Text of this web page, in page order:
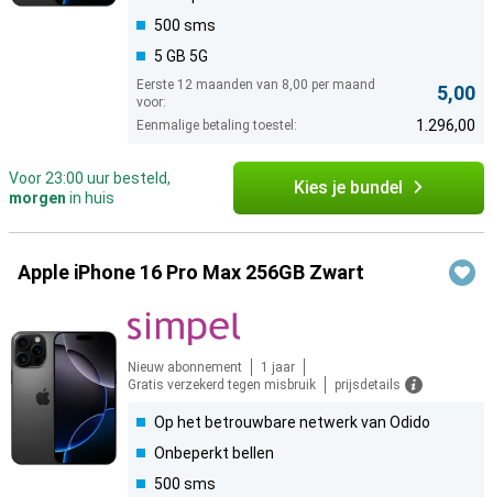
500 sms
5 GB 5G
Eerste 12 maanden van 8,00 per maand
voor:
5,00
Eenmalige betaling toestel: 1.296,00
Voor 23:00 uur besteld,
morgen in huis Kies je bundel
Apple iPhone 16 Pro Max 256GB Zwart
Nieuw abonnement
1 jaar
Gratis verzekerd tegen misbruik
prijsdetails
Op het betrouwbare netwerk van Odido
Onbeperkt bellen
500 sms